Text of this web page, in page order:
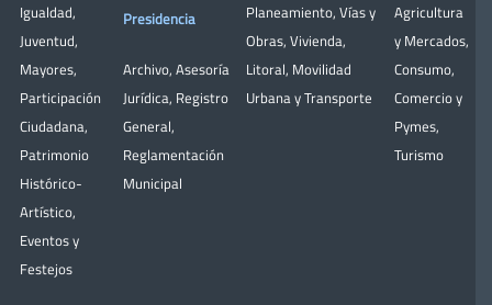
Igualdad,
Juventud,
Mayores,
Participación
Ciudadana,
Patrimonio
Histórico-
Artístico,
Eventos y
Festejos
Presidencia
Archivo, Asesoría
Jurídica, Registro
General,
Reglamentación
Municipal
Planeamiento, Vías y
Obras, Vivienda,
Litoral, Movilidad
Urbana y Transporte
Agricultura
y Mercados,
Consumo,
Comercio y
Pymes,
Turismo